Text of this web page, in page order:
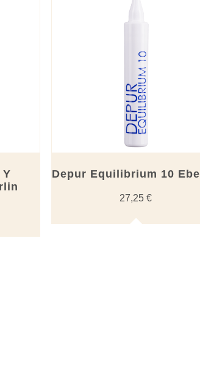
Depur Equilibrium 10
27,25€